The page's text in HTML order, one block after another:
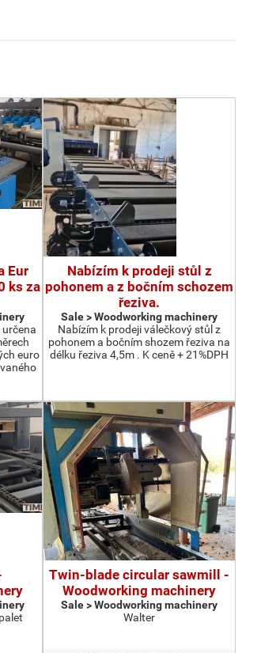
Eur
ks za
euro
Nabízím k prodeji stůl z
pohonem a z bočním schozem
řeziva.
Sale > Woodworking machinery
Nabízím k prodeji válečkový stůl z
pohonem a bočním shozem řeziva na
délku řeziva 4,5m . K ceně + 21%DPH
Twin-blade circular sawmill -
Woodworking machinery
Sale > Woodworking machinery
Walter